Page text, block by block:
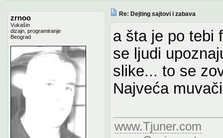
zrnoo
Vukašin
dizajn, programiranje
Beograd
Re: Dejting sajtovi i zabava
a šta je po tebi
se ljudi
slike... to se
Najveća
www.Tjuner.com